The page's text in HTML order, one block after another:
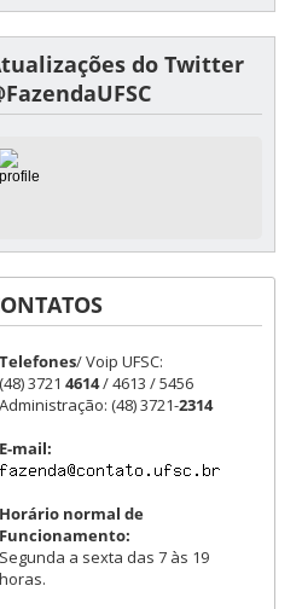
do Twitter
Telefones/ Voip UFSC:
(48) 3721 4614/ 4613 / 5456
Administração: (48) 3721-2314
E-mail:
Horário normal de
Funcionamento:
Segunda a sexta das 7 às 19
horas.